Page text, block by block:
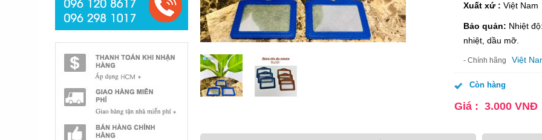
Xuất xứ : Việt Nam
Bảo quản: Nhiệt
nhiệt, dầu mỡ.
- Chính hãng Việt
Còn hàng
Giá : 3.000 VNĐ